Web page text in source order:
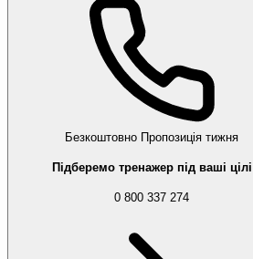
Безкоштовно Пропозиція тижня
Підберемо тренажер під ваші цілі
0 800 337 274